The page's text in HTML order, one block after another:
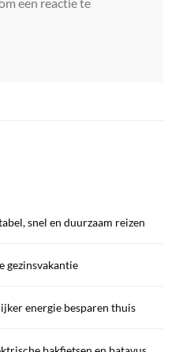
een reactie te
snel en duurzaam reizen
gezinsvakantie
energie besparen thuis